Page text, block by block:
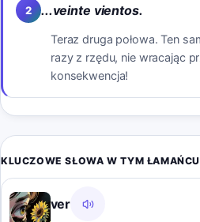
2 ...veinte vientos.
Teraz druga połowa. Ten
razy z rzędu, nie wracając
konsekwencja!
KLUCZOWE SŁOWA W TYM
ver